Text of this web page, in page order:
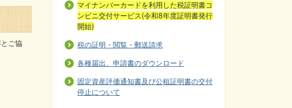
ご協
マイナンバーカードを利用した税証明書コ
ンビニ交付サービス(令和8年度証明書発行
開始)
税の証明・閲覧・郵送請求
各種届出、申請書のダウンロード
固定資産評価通知書及び公租証明書の交付
停止について